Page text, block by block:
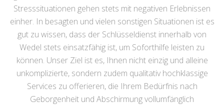
Stresssituationen gehen stets mit negativen Erlebnissen
einher. In besagten und vielen sonstigen Situationen ist es
gut zu wissen, dass der Schlüsseldienst innerhalb von
Wedel stets einsatzfähig ist, um Soforthilfe leisten zu
können. Unser Ziel ist es, Ihnen nicht einzig und alleine
unkomplizierte, sondern zudem qualitativ hochklassige
Services zu offerieren, die Ihrem Bedürfnis nach
Geborgenheit und Abschirmung vollumfänglich